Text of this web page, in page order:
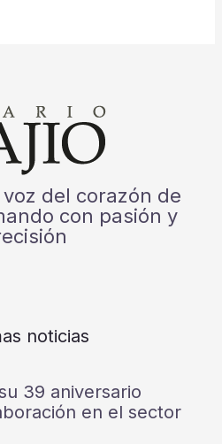
del corazón de
con pasión y
noticias
39 aniversario
en el sector